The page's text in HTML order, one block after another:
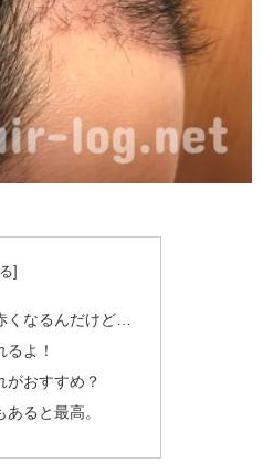
くなるんだけど…
よ！
がおすすめ？
ると最高。